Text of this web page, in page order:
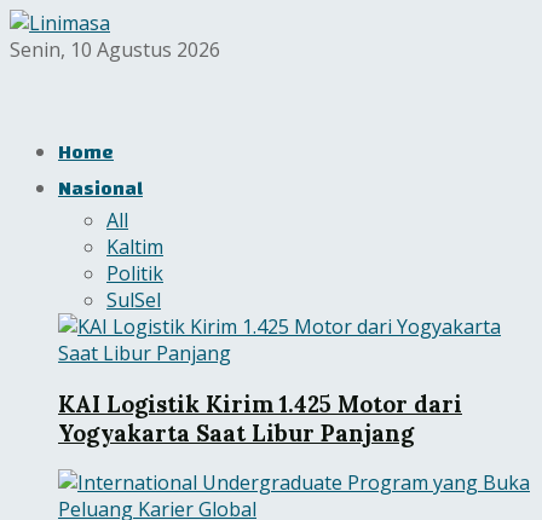
Senin, 10 Agustus 2026
Home
Nasional
All
Kaltim
Politik
SulSel
KAI Logistik Kirim 1.425 Motor dari
Yogyakarta Saat Libur Panjang